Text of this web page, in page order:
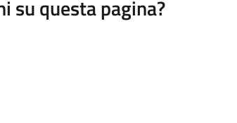
su questa pagina?